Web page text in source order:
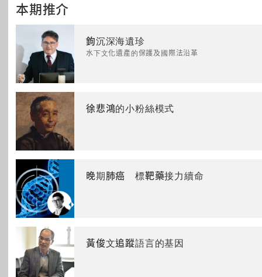
本期推介
鉤沉深海遺珍
水下文化遺產的保護及國際法沿革
徐悲鴻的小粉絲模式
晚期肺癌 標靶藥接力續命
黃俊文追蹤語言的基因